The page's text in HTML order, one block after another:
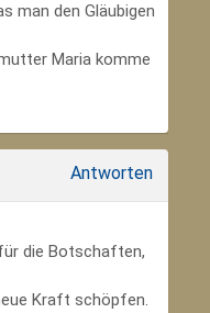
man den Gläubigen
Maria komme
Antworten
die Botschaften,
Kraft schöpfen.